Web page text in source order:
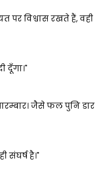
पर विश्वास रखते हैं, वही
दूँगा।"
जैसे फल पुनि डार
संघर्ष है।"